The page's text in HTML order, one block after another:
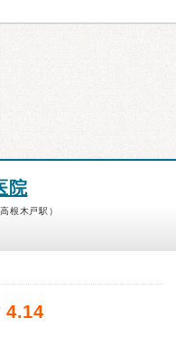
院
根木戸駅）
4.14